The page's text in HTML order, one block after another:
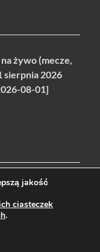
na żywo (mecze,
sierpnia 2026
08-01]
cyfrowa, Radio,
jakość
ciasteczek
.